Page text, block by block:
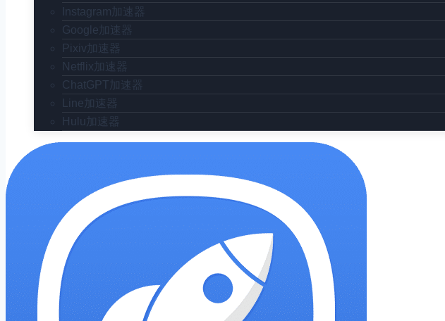
Instagram加速器
Google加速器
Pixiv加速器
Netflix加速器
ChatGPT加速器
Line加速器
Hulu加速器